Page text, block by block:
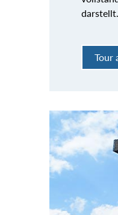
darstellt.
Tour